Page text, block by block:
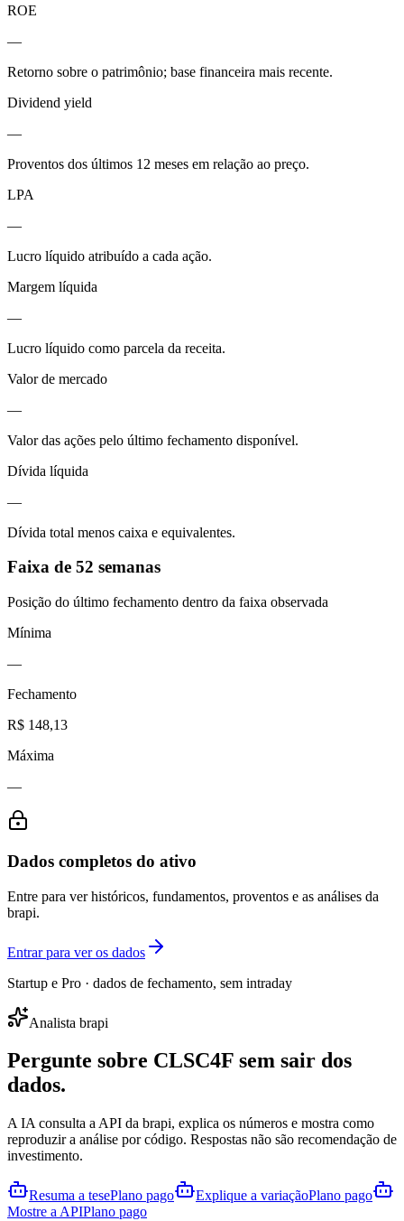
ROE
—
Retorno sobre o patrimônio; base financeira mais recente.
Dividend yield
—
Proventos dos últimos 12 meses em relação ao preço.
LPA
—
Lucro líquido atribuído a cada ação.
Margem líquida
—
Lucro líquido como parcela da receita.
Valor de mercado
—
Valor das ações pelo último fechamento disponível.
Dívida líquida
—
Dívida total menos caixa e equivalentes.
Faixa de 52 semanas
Posição do último fechamento dentro da faixa observada
Mínima
—
Fechamento
R$ 148,13
Máxima
—
Dados completos do ativo
Entre para ver históricos, fundamentos, proventos e as análises da
brapi.
Entrar para ver os dados
Startup e Pro · dados de fechamento, sem intraday
Analista brapi
Pergunte sobre CLSC4F sem sair dos
dados.
A IA consulta a API da brapi, explica os números e mostra como
reproduzir a análise por código. Respostas não são recomendação de
investimento.
Resuma a tesePlano pago Explique a variaçãoPlano pago
Mostre a APIPlano pago